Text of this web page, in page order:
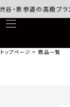
道の高級ブランド中
トップページ 商品一覧